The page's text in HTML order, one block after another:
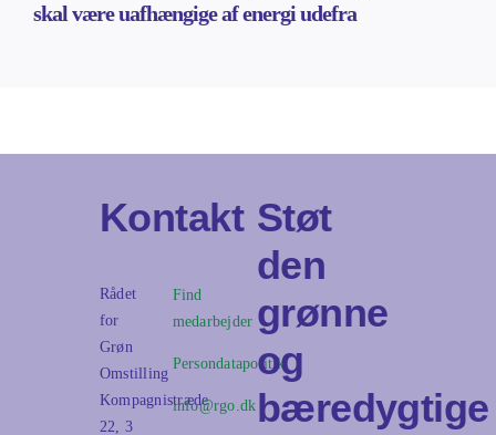
skal være uafhængige af energi udefra
Kontakt
Rådet
for
Grøn
Omstilling
Kompagnistræde
22, 3
Find
medarbejder
Persondatapolitik
info@rgo.dk
Støt
den
grønne
og
bæredygtige